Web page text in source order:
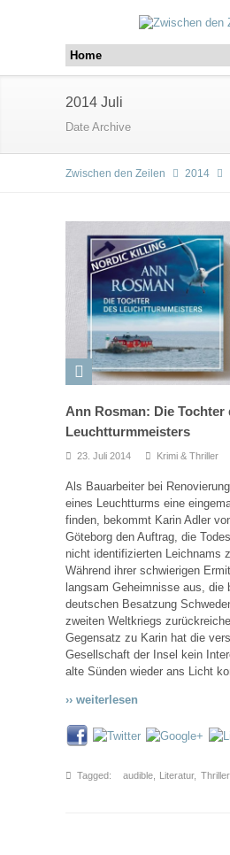
2014 Juli
Date Archive
Zwischen den Zeilen 2014
Ann Rosman: Die Tochter
Leuchtturmmeisters
23. Juli 2014 Krimi & Thriller
Als Bauarbeiter bei
eines Leuchtturms eine
finden, bekommt Karin Adler
Göteborg den Auftrag, die
nicht identifizierten Leichnams
Während ihrer schwierigen
langsam Geheimnisse aus, die
deutschen Besatzung
zweiten Weltkriegs
Gegensatz zu Karin hat die
Gesellschaft der Insel kein
alte Sünden wieder ans Licht
›› weiterlesen
Tagged: audible, Literatur, Thriller